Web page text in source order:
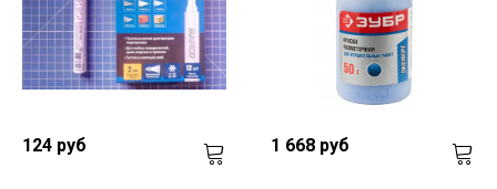
124 руб 1 668 руб